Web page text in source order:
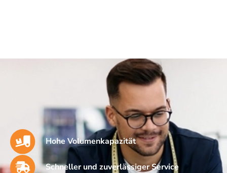
Hohe Volumenkapazität
Schneller und zuverlässiger Service